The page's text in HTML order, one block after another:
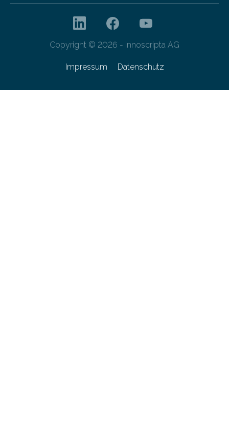
Copyright © 2026 - innoscripta AG
Impressum Datenschutz